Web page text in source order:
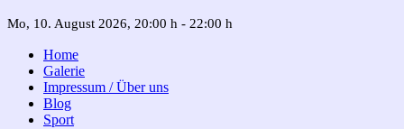
Mo, 10. August 2026, 20:00 h - 22:00 h
Home
Galerie
Impressum / Über uns
Blog
Sport